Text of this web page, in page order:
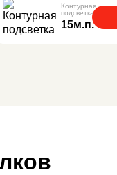
Контурная
подсветка
15м.п.